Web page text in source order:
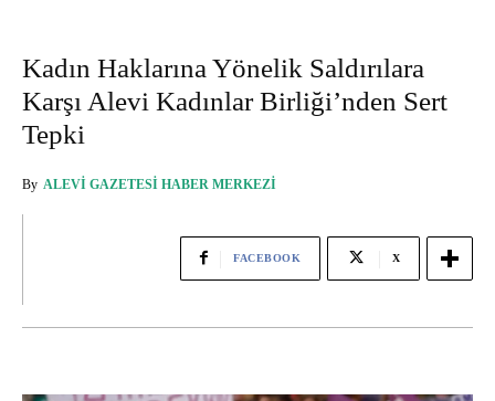
Kadın Haklarına Yönelik Saldırılara
Karşı Alevi Kadınlar Birliği’nden Sert
Tepki
By ALEVI GAZETESI HABER MERKEZI
FACEBOOK X